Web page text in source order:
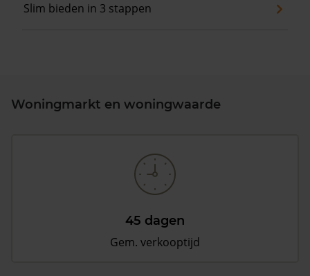
Slim bieden in 3 stappen
Woningmarkt en woningwaarde
45 dagen
Gem. verkooptijd